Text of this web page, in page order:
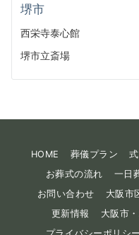
堺市
西栄寺泰心館
堺市立斎場
HOME 葬儀プラン
お葬式の流れ
一日
お問い合わせ
大阪市
更新情報
大阪市